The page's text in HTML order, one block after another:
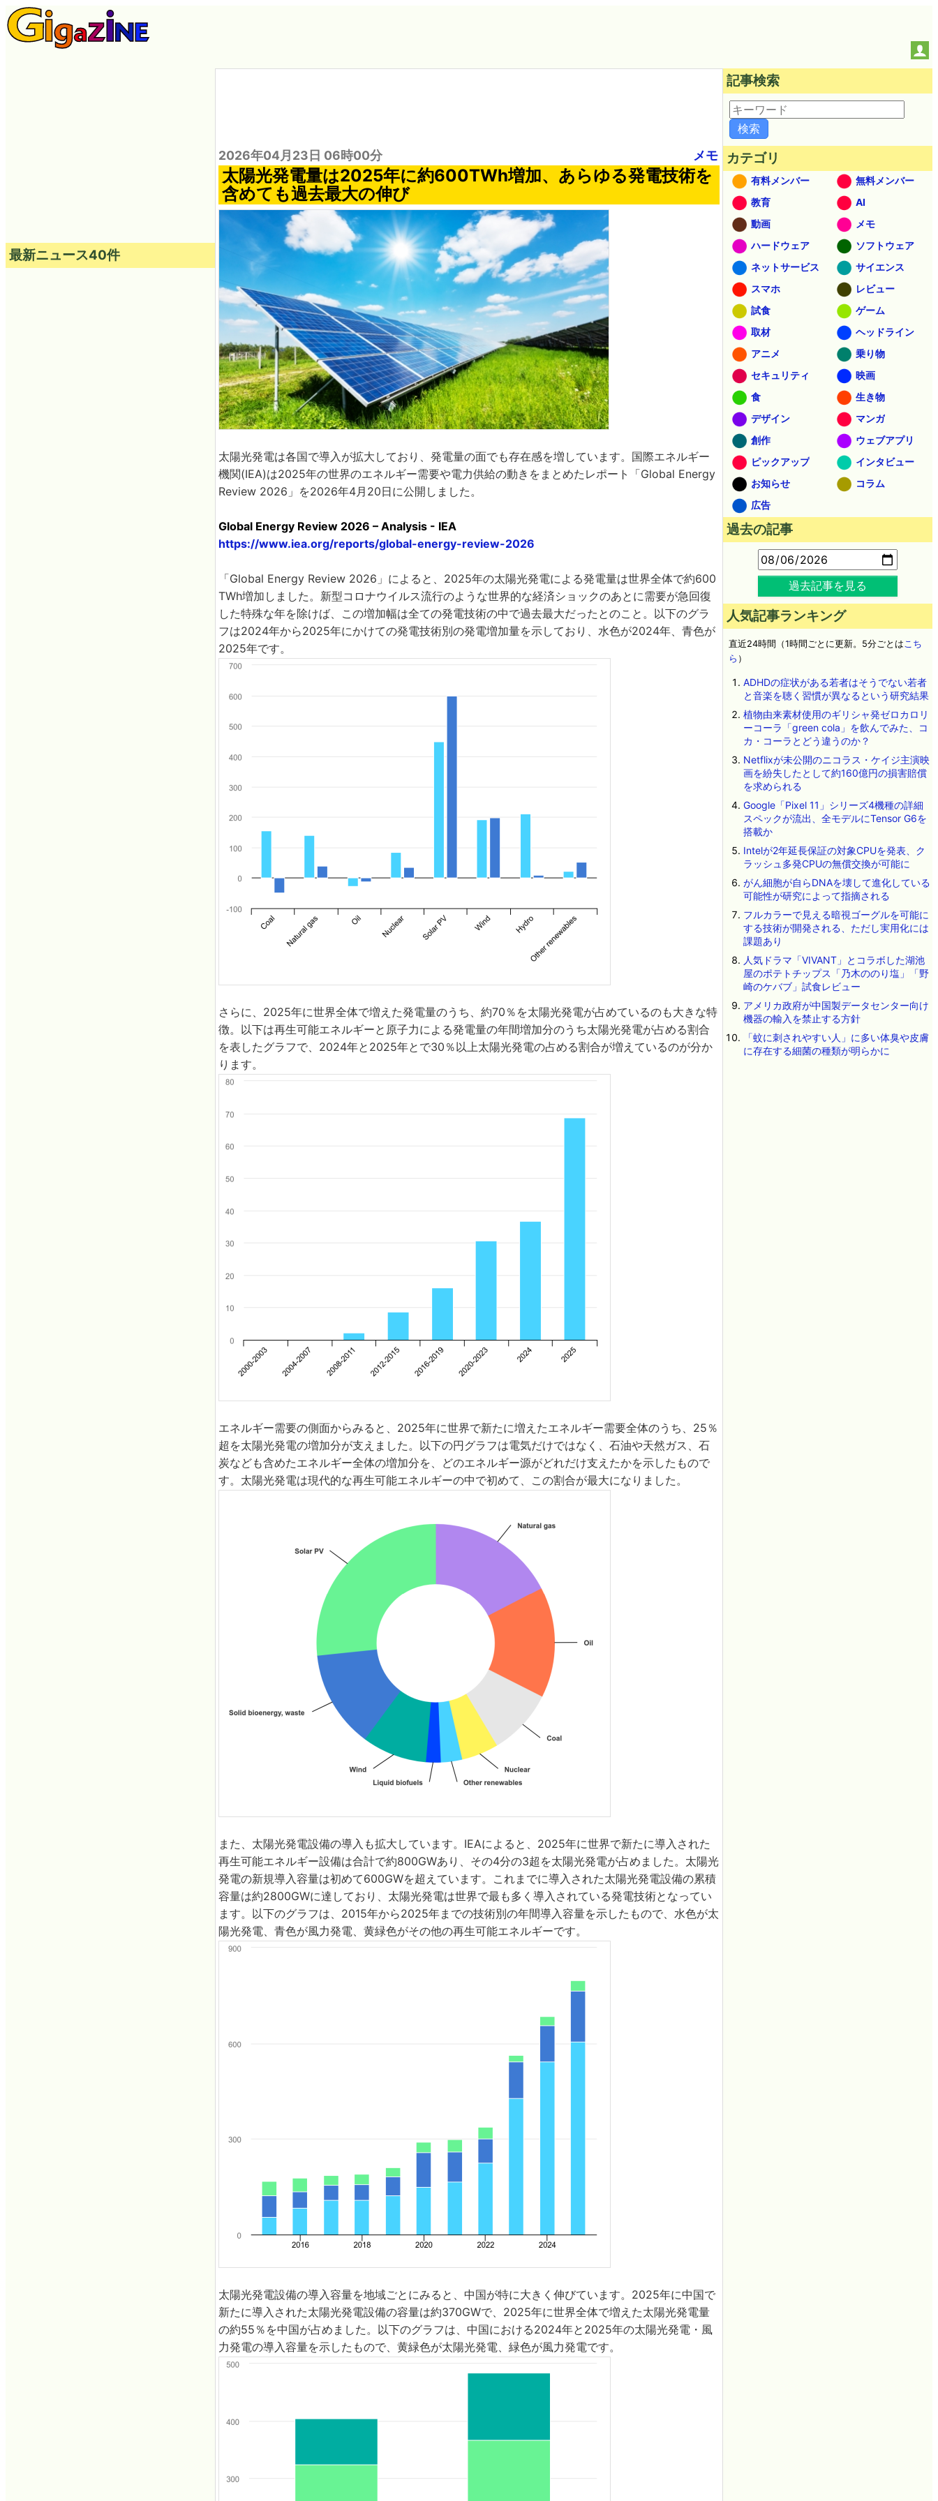
2026年04月23日 06時00分 メモ
太陽光発電量は2025年に約600TWh増加、あらゆる発電技術を
含めても過去最大の伸び
太陽光発電は各国で導入が拡大しており、発電量の面でも存在感を増しています。国際エネルギー
機関(IEA)は2025年の世界のエネルギー需要や電力供給の動きをまとめたレポート「Global Energy
Review 2026」を2026年4月20日に公開しました。
Global Energy Review 2026 – Analysis - IEA
https://www.iea.org/reports/global-energy-review-2026
「Global Energy Review 2026」によると、2025年の太陽光発電による発電量は世界全体で約600
TWh増加しました。新型コロナウイルス流行のような世界的な経済ショックのあとに需要が急回復
した特殊な年を除けば、この増加幅は全ての発電技術の中で過去最大だったとのこと。以下のグラ
フは2024年から2025年にかけての発電技術別の発電増加量を示しており、水色が2024年、青色が
2025年です。
さらに、2025年に世界全体で増えた発電量のうち、約70％を太陽光発電が占めているのも大きな特
徴。以下は再生可能エネルギーと原子力による発電量の年間増加分のうち太陽光発電が占める割合
を表したグラフで、2024年と2025年とで30％以上太陽光発電の占める割合が増えているのが分か
ります。
エネルギー需要の側面からみると、2025年に世界で新たに増えたエネルギー需要全体のうち、25％
超を太陽光発電の増加分が支えました。以下の円グラフは電気だけではなく、石油や天然ガス、石
炭なども含めたエネルギー全体の増加分を、どのエネルギー源がどれだけ支えたかを示したもので
す。太陽光発電は現代的な再生可能エネルギーの中で初めて、この割合が最大になりました。
また、太陽光発電設備の導入も拡大しています。IEAによると、2025年に世界で新たに導入された
再生可能エネルギー設備は合計で約800GWあり、その4分の3超を太陽光発電が占めました。太陽光
発電の新規導入容量は初めて600GWを超えています。これまでに導入された太陽光発電設備の累積
容量は約2800GWに達しており、太陽光発電は世界で最も多く導入されている発電技術となってい
ます。以下のグラフは、2015年から2025年までの技術別の年間導入容量を示したもので、水色が太
陽光発電、青色が風力発電、黄緑色がその他の再生可能エネルギーです。
太陽光発電設備の導入容量を地域ごとにみると、中国が特に大きく伸びています。2025年に中国で
新たに導入された太陽光発電設備の容量は約370GWで、2025年に世界全体で増えた太陽光発電量
の約55％を中国が占めました。以下のグラフは、中国における2024年と2025年の太陽光発電・風
力発電の導入容量を示したもので、黄緑色が太陽光発電、緑色が風力発電です。
最新ニュース40件
記事検索
カテゴリ
有料メンバー
無料メンバー
教育
AI
動画
メモ
ハードウェア
ソフトウェア
ネットサービス
サイエンス
スマホ
レビュー
試食
ゲーム
取材
ヘッドライン
アニメ
乗り物
セキュリティ
映画
食
生き物
デザイン
マンガ
創作
ウェブアプリ
ピックアップ
インタビュー
お知らせ
コラム
広告
過去の記事
過去記事を見る
人気記事ランキング
直近24時間（1時間ごとに更新。5分ごとはこち
ら ）
ADHDの症状がある若者はそうでない若者
と音楽を聴く習慣が異なるという研究結果
植物由来素材使用のギリシャ発ゼロカロリ
ーコーラ「green cola」を飲んでみた、コ
カ・コーラとどう違うのか？
Netflixが未公開のニコラス・ケイジ主演映
画を紛失したとして約160億円の損害賠償
を求められる
Google「Pixel 11」シリーズ4機種の詳細
スペックが流出、全モデルにTensor G6を
搭載か
Intelが2年延長保証の対象CPUを発表、ク
ラッシュ多発CPUの無償交換が可能に
がん細胞が自らDNAを壊して進化している
可能性が研究によって指摘される
フルカラーで見える暗視ゴーグルを可能に
する技術が開発される、ただし実用化には
課題あり
人気ドラマ「VIVANT」とコラボした湖池
屋のポテトチップス「乃木ののり塩」「野
崎のケバブ」試食レビュー
アメリカ政府が中国製データセンター向け
機器の輸入を禁止する方針
「蚊に刺されやすい人」に多い体臭や皮膚
に存在する細菌の種類が明らかに